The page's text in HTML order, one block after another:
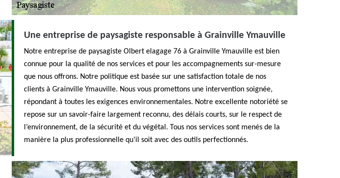
Une entreprise de paysagiste responsable à Grainville Ymauville
Notre entreprise de paysagiste Olbert elagage 76 à Grainville Ymauville est bien
connue pour la qualité de nos services et pour les accompagnements sur-mesure
que nous offrons. Notre politique est basée sur une satisfaction totale de nos
clients à Grainville Ymauville. Nous vous promettons une intervention soignée,
répondant à toutes les exigences environnementales. Notre excellente notoriété se
repose sur un savoir-faire largement reconnu, des délais courts, sur le respect de
l’environnement, de la sécurité et du végétal. Tous nos services sont menés de la
manière la plus professionnelle qu’il soit avec des outils perfectionnés.